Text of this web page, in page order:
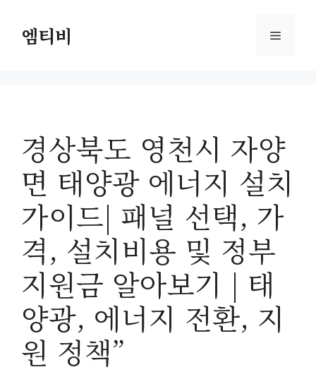
엠티비 메
경상북도 영천시 자양
면 태양광 에너지 설치
가이드| 패널 선택, 가
격, 설치비용 및 정부
지원금 알아보기 | 태
양광, 에너지 전환, 지
원 정책”